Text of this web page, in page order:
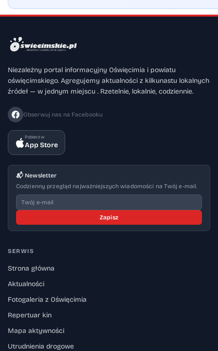
Niezależny portal informacyjny Oświęcimia i powiatu
oświęcimskiego. Agregujemy aktualności z kilkunastu lokalnych
źródeł — w jednym miejscu . Rzetelnie, lokalnie, codziennie.
Obserwuj nas na Facebooku
Pobierz w
App Store
📬 Newsletter
Codzienny przegląd najważniejszych wiadomości na Twój e-mail.
Zapisz
SERWIS
Strona główna
Aktualności
Fotogaleria z Oświęcimia
Repertuar kin
Mapa aktywności
Utrudnienia drogowe